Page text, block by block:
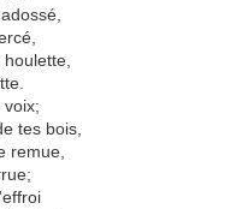
voix;
tes bois,
remue,